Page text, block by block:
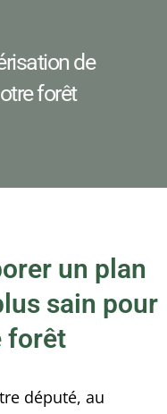
de
forêt
un plan
sain pour
forêt
député, au